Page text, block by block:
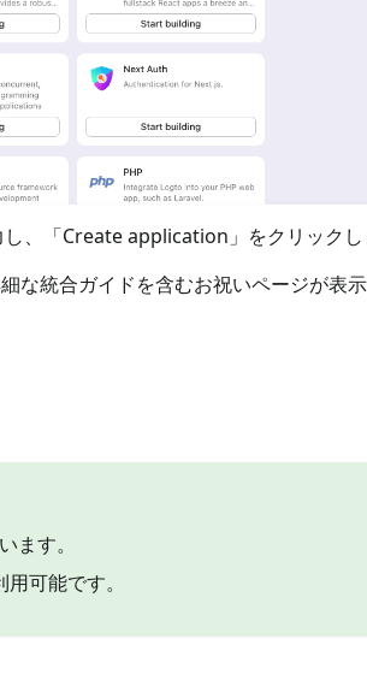
、「Create application」をクリックし
統合ガイドを含むお祝いページが表示
ます。
用可能です。